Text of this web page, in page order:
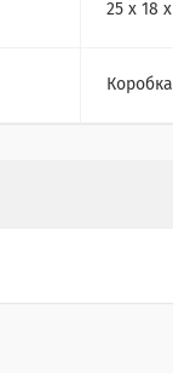
25 х 18
Коробка